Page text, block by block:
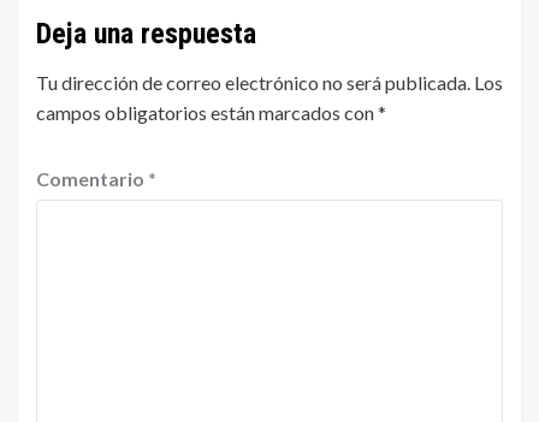
Deja una respuesta
Tu dirección de correo electrónico no será publicada. Los
campos obligatorios están marcados con*
Comentario *